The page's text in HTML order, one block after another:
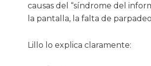
causas del “síndrome del
la pantalla, la falta de
Lillo lo explica claramente: